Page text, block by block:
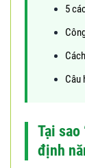
5
Câu
Tại
định